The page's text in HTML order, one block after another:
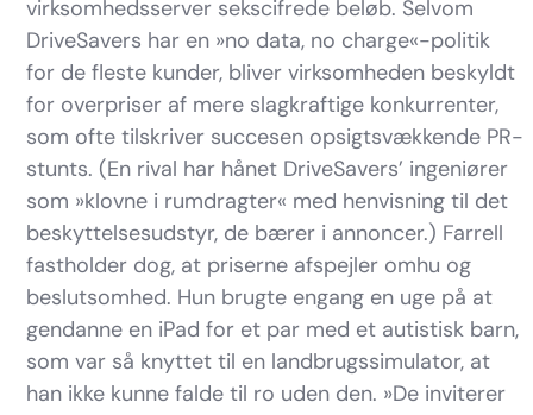
virksomhedsserver sekscifrede beløb. Selvom
DriveSavers har en »no data, no charge«-politik
for de fleste kunder, bliver virksomheden beskyldt
for overpriser af mere slagkraftige konkurrenter,
som ofte tilskriver succesen opsigtsvækkende PR-
stunts. (En rival har hånet DriveSavers’ ingeniører
som »klovne i rumdragter« med henvisning til det
beskyttelsesudstyr, de bærer i annoncer.) Farrell
fastholder dog, at priserne afspejler omhu og
beslutsomhed. Hun brugte engang en uge på at
gendanne en iPad for et par med et autistisk barn,
som var så knyttet til en landbrugssimulator, at
han ikke kunne falde til ro uden den. »De inviterer